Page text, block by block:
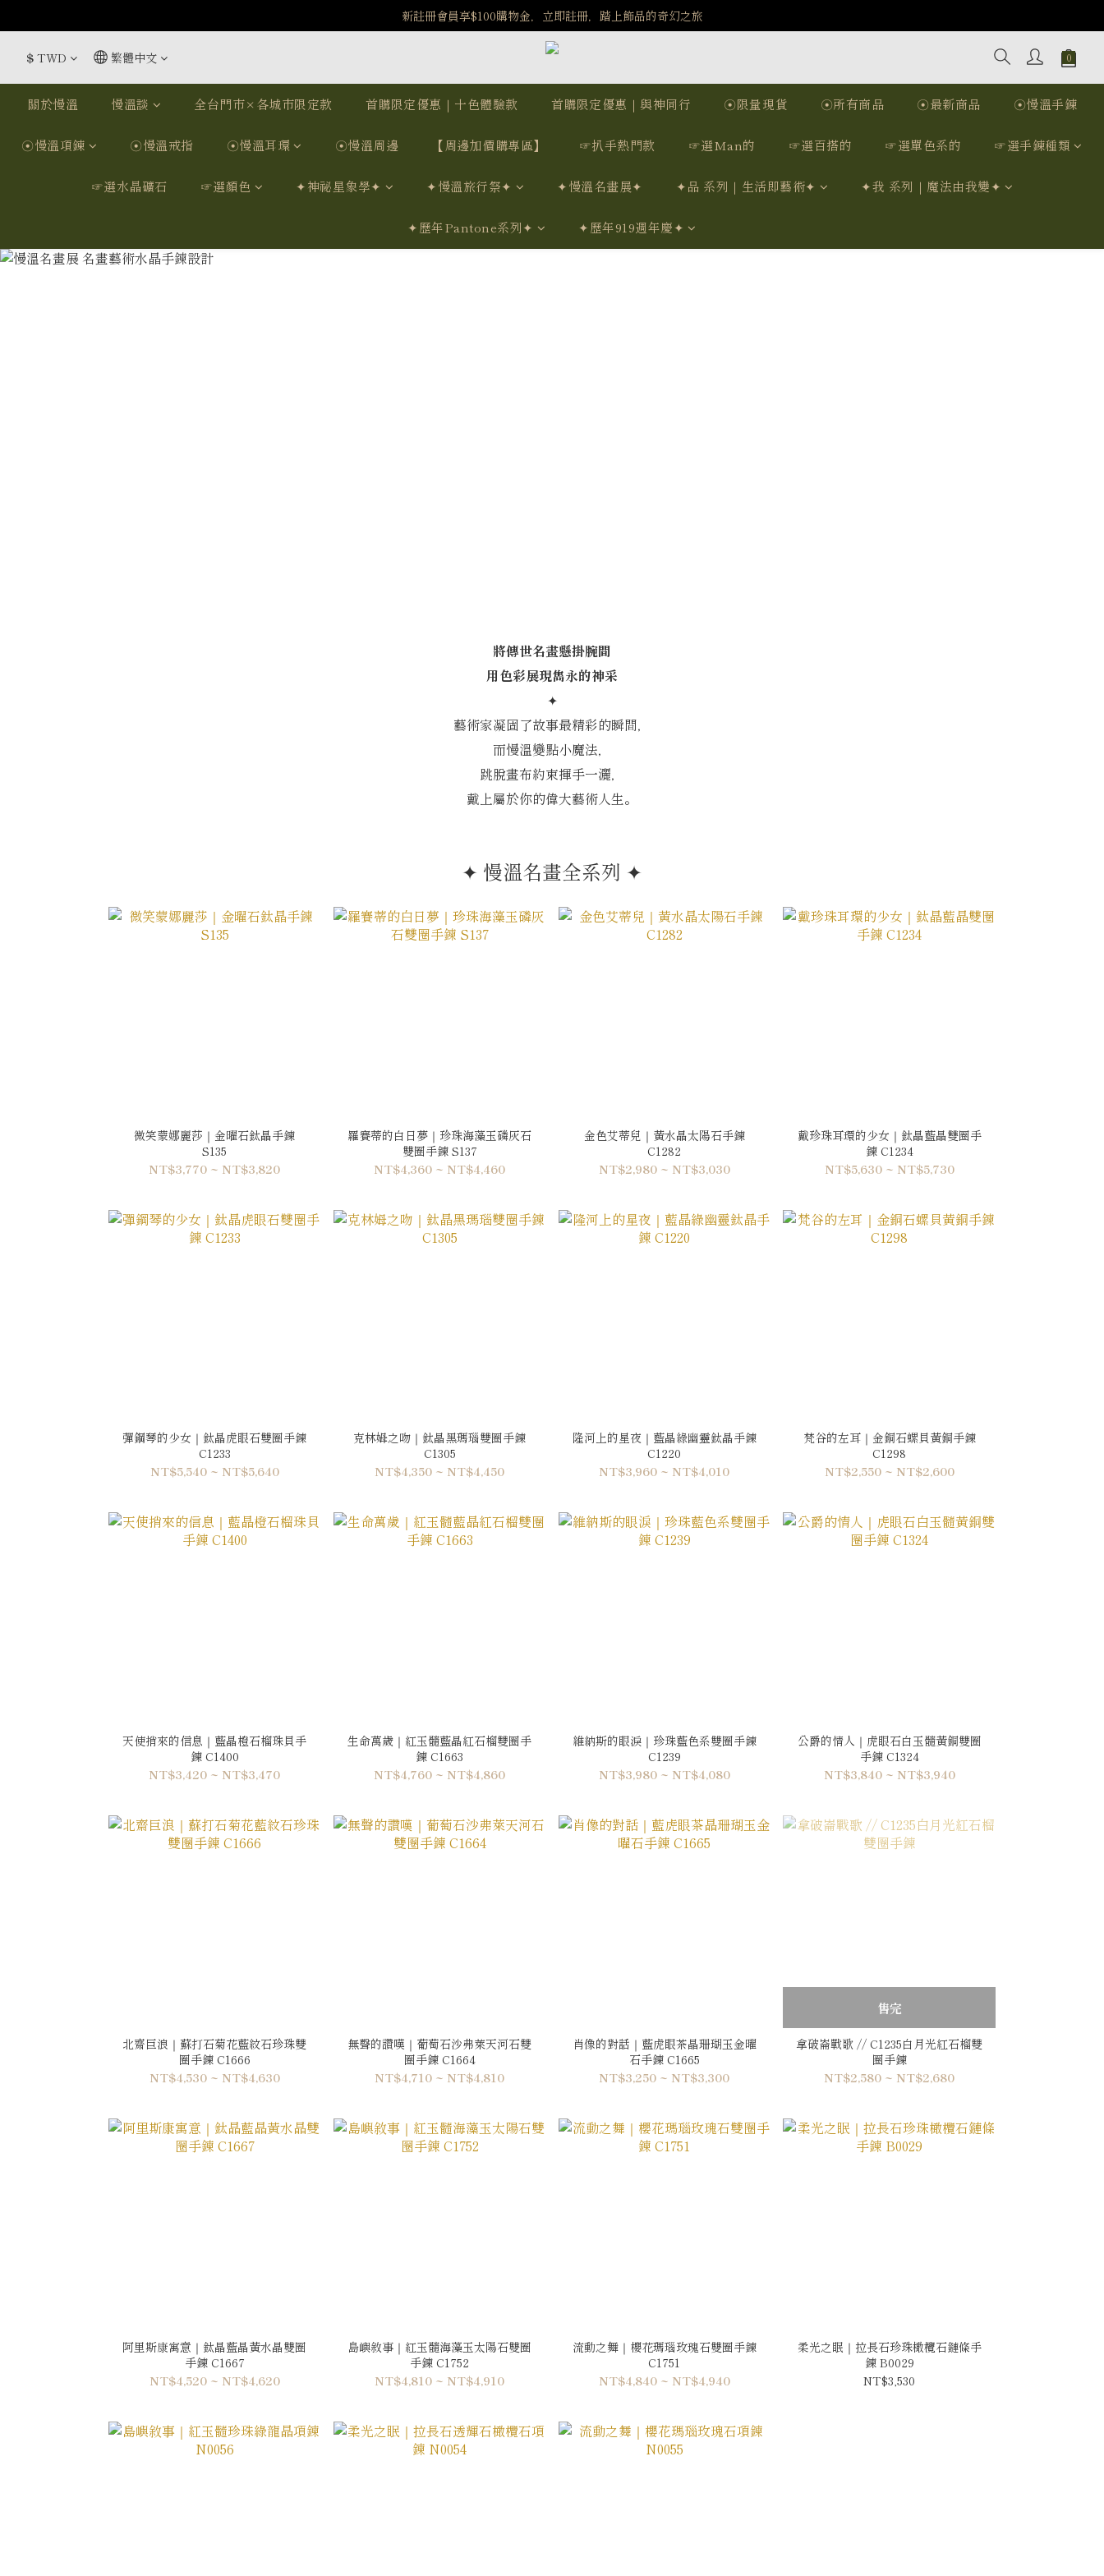
️8/6-8/12 第一波古文明馬拉松正式開跑：烏爾風華套組優惠價$5140
️8/6-8/12 第一波古文明馬拉松正式開跑：烏爾風華套組優惠價$5140
7/15-8/25 神秘星象學系列｜獅子座時區 項鍊 X 戒指 X 手鍊 享福利
️8/6-8/12 第一波古文明馬拉松正式開跑：烏爾風華套組優惠價$5140
$ TWD 繁體中文
關於慢溫 慢溫談 全台門市×各城市限定款 首購限定優惠｜十色體驗款 首購限定優惠｜與神同行 ☉限量現貨 ☉所有商品 ☉最新商品 ☉慢溫手鍊
☉慢溫項鍊 ☉慢溫戒指 ☉慢溫耳環 ☉慢溫周邊 【周邊加價購專區】 ☞扒手熱門款 ☞選Man的 ☞選百搭的 ☞選單色系的 ☞選手鍊種類
☞選水晶礦石 ☞選顏色 ✦神祕星象學✦ ✦慢溫旅行祭✦ ✦慢溫名畫展✦ ✦品 系列｜生活即藝術✦ ✦我 系列｜魔法由我變✦
✦歷年Pantone系列✦ ✦歷年919週年慶✦
將傳世名畫懸掛腕間
用色彩展現雋永的神采
✦
藝術家凝固了故事最精彩的瞬間，
而慢溫變點小魔法，
跳脫畫布約束揮手一灑，
戴上屬於你的偉大藝術人生。
✦ 慢溫名畫全系列 ✦
微笑蒙娜麗莎｜金曜石鈦晶手鍊
S135
NT$3,770 ~ NT$3,820
羅賽蒂的白日夢｜珍珠海藻玉磷灰石
雙圈手鍊 S137
NT$4,360 ~ NT$4,460
金色艾蒂兒｜黃水晶太陽石手鍊
C1282
NT$2,980 ~ NT$3,030
戴珍珠耳環的少女｜鈦晶藍晶雙圈手
鍊 C1234
NT$5,630 ~ NT$5,730
彈鋼琴的少女｜鈦晶虎眼石雙圈手鍊
C1233
NT$5,540 ~ NT$5,640
克林姆之吻｜鈦晶黑瑪瑙雙圈手鍊
C1305
NT$4,350 ~ NT$4,450
隆河上的星夜｜藍晶綠幽靈鈦晶手鍊
C1220
NT$3,960 ~ NT$4,010
梵谷的左耳｜金銅石螺貝黃銅手鍊
C1298
NT$2,550 ~ NT$2,600
天使捎來的信息｜藍晶橙石榴珠貝手
鍊 C1400
NT$3,420 ~ NT$3,470
生命萬歲｜紅玉髓藍晶紅石榴雙圈手
鍊 C1663
NT$4,760 ~ NT$4,860
維納斯的眼淚｜珍珠藍色系雙圈手鍊
C1239
NT$3,980 ~ NT$4,080
公爵的情人｜虎眼石白玉髓黃銅雙圈
手鍊 C1324
NT$3,840 ~ NT$3,940
北齋巨浪｜蘇打石菊花藍紋石珍珠雙
圈手鍊 C1666
NT$4,530 ~ NT$4,630
無聲的讚嘆｜葡萄石沙弗萊天河石雙
圈手鍊 C1664
NT$4,710 ~ NT$4,810
肖像的對話｜藍虎眼茶晶珊瑚玉金曜
石手鍊 C1665
NT$3,250 ~ NT$3,300
售完
拿破崙戰歌 // C1235白月光紅石榴雙
圈手鍊
NT$2,580 ~ NT$2,680
阿里斯康寓意｜鈦晶藍晶黃水晶雙圈
手鍊 C1667
NT$4,520 ~ NT$4,620
島嶼敘事｜紅玉髓海藻玉太陽石雙圈
手鍊 C1752
NT$4,810 ~ NT$4,910
流動之舞｜櫻花瑪瑙玫瑰石雙圈手鍊
C1751
NT$4,840 ~ NT$4,940
柔光之眠｜拉長石珍珠橄欖石鏈條手
鍊 B0029
NT$3,530